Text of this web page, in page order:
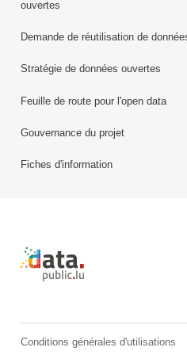
ouvertes
Demande de réutilisation de
Stratégie de données ouvertes
Feuille de route pour l'open data
Gouvernance du projet
Fiches d'information
Retour à l'accueil de
Conditions générales d'utilisations